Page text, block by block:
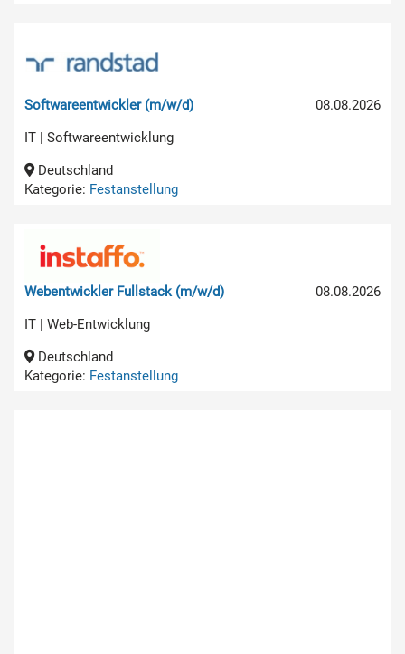
08.08.2026
Softwareentwickler (m/w/d)
IT | Softwareentwicklung
Deutschland
Kategorie: Festanstellung
08.08.2026
Webentwickler Fullstack (m/w/d)
IT | Web-Entwicklung
Deutschland
Kategorie: Festanstellung